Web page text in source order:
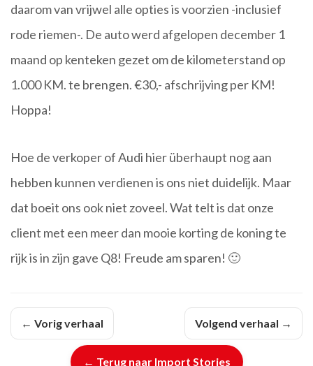
daarom van vrijwel alle opties is voorzien -inclusief
rode riemen-. De auto werd afgelopen december 1
maand op kenteken gezet om de kilometerstand op
1.000 KM. te brengen. €30,- afschrijving per KM!
Hoppa!
Hoe de verkoper of Audi hier überhaupt nog aan
hebben kunnen verdienen is ons niet duidelijk. Maar
dat boeit ons ook niet zoveel. Wat telt is dat onze
client met een meer dan mooie korting de koning te
rijk is in zijn gave Q8! Freude am sparen! 🙂
← Vorig verhaal
← Terug naar Import Stories
Volgend verhaal →